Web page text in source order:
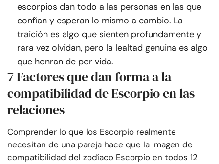
escorpios dan todo a las personas en las que
confían y esperan lo mismo a cambio. La
traición es algo que sienten profundamente y
rara vez olvidan, pero la lealtad genuina es algo
que honran de por vida.
7 Factores que dan forma a la
compatibilidad de Escorpio en las
relaciones
Comprender lo que los Escorpio realmente
necesitan de una pareja hace que la imagen de
compatibilidad del zodíaco Escorpio en todos 12